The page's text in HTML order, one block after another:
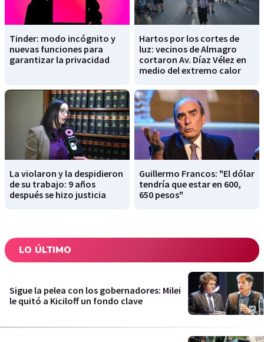
Tinder: modo incógnito y
nuevas funciones para
garantizar la privacidad
Hartos por los cortes de
luz: vecinos de Almagro
cortaron Av. Díaz Vélez en
medio del extremo calor
La violaron y la despidieron
de su trabajo: 9 años
después se hizo justicia
Guillermo Francos: "El dólar
tendría que estar en 600,
650 pesos"
LO ÚLTIMO
Sigue la pelea con los gobernadores: Milei
le quitó a Kiciloff un fondo clave